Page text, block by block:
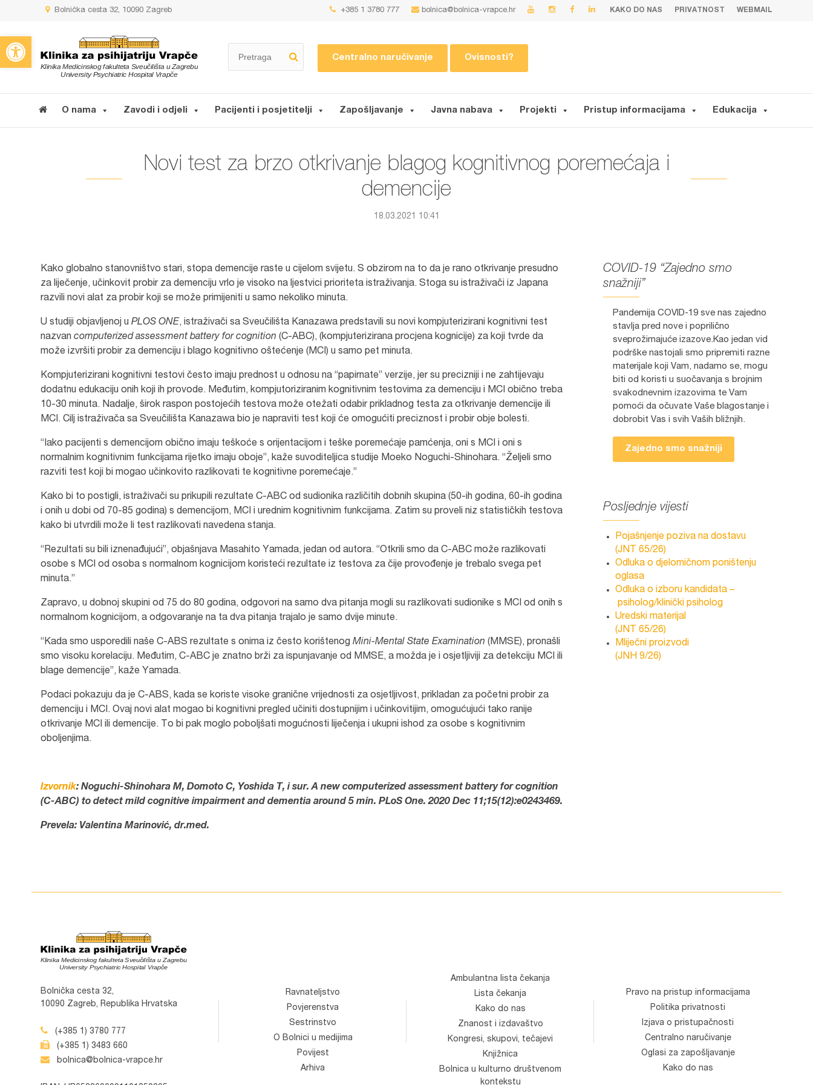
Open toolbar
Bolnička cesta 32, 10090 Zagreb +385 1 3780 777 bolnica@bolnica-vrapce.hr KAKO DO NAS PRIVATNOST WEBMAIL
Centralno naručivanje Ovisnosti?
O nama Zavodi i odjeli Pacijenti i posjetitelji Zapošljavanje Javna nabava Projekti Pristup informacijama Edukacija
Novi test za brzo otkrivanje blagog kognitivnog poremećaja i
demencije
18.03.2021 10:41
Kako globalno stanovništvo stari, stopa demencije raste u cijelom svijetu. S obzirom na to da je rano otkrivanje presudno
za liječenje, učinkovit probir za demenciju vrlo je visoko na ljestvici prioriteta istraživanja. Stoga su istraživači iz Japana
razvili novi alat za probir koji se može primijeniti u samo nekoliko minuta.
U studiji objavljenoj u PLOS ONE, istraživači sa Sveučilišta Kanazawa predstavili su novi kompjuterizirani kognitivni test
nazvan computerized assessment battery for cognition (C-ABC), (kompjuterizirana procjena kognicije) za koji tvrde da
može izvršiti probir za demenciju i blago kognitivno oštećenje (MCI) u samo pet minuta.
Kompjuterizirani kognitivni testovi često imaju prednost u odnosu na “papirnate” verzije, jer su precizniji i ne zahtijevaju
dodatnu edukaciju onih koji ih provode. Međutim, kompjutoriziranim kognitivnim testovima za demenciju i MCI obično treba
10-30 minuta. Nadalje, širok raspon postojećih testova može otežati odabir prikladnog testa za otkrivanje demencije ili
MCI. Cilj istraživača sa Sveučilišta Kanazawa bio je napraviti test koji će omogućiti preciznost i probir obje bolesti.
“Iako pacijenti s demencijom obično imaju teškoće s orijentacijom i teške poremećaje pamćenja, oni s MCI i oni s
normalnim kognitivnim funkcijama rijetko imaju oboje”, kaže suvoditeljica studije Moeko Noguchi-Shinohara. “Željeli smo
razviti test koji bi mogao učinkovito razlikovati te kognitivne poremećaje.”
Kako bi to postigli, istraživači su prikupili rezultate C-ABC od sudionika različitih dobnih skupina (50-ih godina, 60-ih godina
i onih u dobi od 70-85 godina) s demencijom, MCI i urednim kognitivnim funkcijama. Zatim su proveli niz statističkih testova
kako bi utvrdili može li test razlikovati navedena stanja.
“Rezultati su bili iznenađujući”, objašnjava Masahito Yamada, jedan od autora. “Otkrili smo da C-ABC može razlikovati
osobe s MCI od osoba s normalnom kognicijom koristeći rezultate iz testova za čije provođenje je trebalo svega pet
minuta.”
Zapravo, u dobnoj skupini od 75 do 80 godina, odgovori na samo dva pitanja mogli su razlikovati sudionike s MCI od onih s
normalnom kognicijom, a odgovaranje na ta dva pitanja trajalo je samo dvije minute.
“Kada smo usporedili naše C-ABS rezultate s onima iz često korištenog Mini-Mental State Examination (MMSE), pronašli
smo visoku korelaciju. Međutim, C-ABC je znatno brži za ispunjavanje od MMSE, a možda je i osjetljiviji za detekciju MCI ili
blage demencije”, kaže Yamada.
Podaci pokazuju da je C-ABS, kada se koriste visoke granične vrijednosti za osjetljivost, prikladan za početni probir za
demenciju i MCI. Ovaj novi alat mogao bi kognitivni pregled učiniti dostupnijim i učinkovitijim, omogućujući tako ranije
otkrivanje MCI ili demencije. To bi pak moglo poboljšati mogućnosti liječenja i ukupni ishod za osobe s kognitivnim
oboljenjima.
Izvornik: Noguchi-Shinohara M, Domoto C, Yoshida T, i sur. A new computerized assessment battery for cognition
(C-ABC) to detect mild cognitive impairment and dementia around 5 min. PLoS One. 2020 Dec 11;15(12):e0243469.
Prevela: Valentina Marinović, dr.med.
COVID-19 “Zajedno smo
snažniji”
Pandemija COVID-19 sve nas zajedno
stavlja pred nove i poprilično
sveprožimajuće izazove.Kao jedan vid
podrške nastojali smo pripremiti razne
materijale koji Vam, nadamo se, mogu
biti od koristi u suočavanja s brojnim
svakodnevnim izazovima te Vam
pomoći da očuvate Vaše blagostanje i
dobrobit Vas i svih Vaših bližnjih.
Zajedno smo snažniji
Posljednje vijesti
Pojašnjenje poziva na dostavu
(JNT 65/26)
Odluka o djelomičnom poništenju
oglasa
Odluka o izboru kandidata –
psiholog/klinički psiholog
Uredski materijal
(JNT 65/26)
Mliječni proizvodi
(JNH 9/26)
Bolnička cesta 32,
10090 Zagreb, Republika Hrvatska
(+385 1) 3780 777
(+385 1) 3483 660
bolnica@bolnica-vrapce.hr
Ravnateljstvo
Povjerenstva
Sestrinstvo
O Bolnici u medijima
Povijest
Arhiva
Ambulantna lista čekanja
Lista čekanja
Kako do nas
Znanost i izdavaštvo
Kongresi, skupovi, tečajevi
Knjižnica
Bolnica u kulturno društvenom
kontekstu
Pravo na pristup informacijama
Politika privatnosti
Izjava o pristupačnosti
Centralno naručivanje
Oglasi za zapošljavanje
Kako do nas